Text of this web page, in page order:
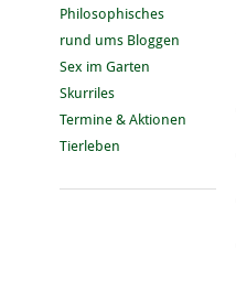
Philosophisches
rund ums Bloggen
Sex im Garten
Skurriles
Termine & Aktionen
Tierleben